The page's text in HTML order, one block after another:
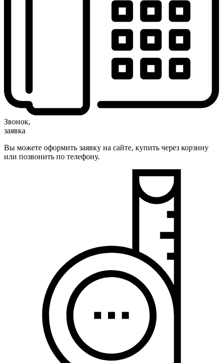
Звонок,
заявка
Вы можете оформить заявку на сайте, купить через корзину
или позвонить по телефону.